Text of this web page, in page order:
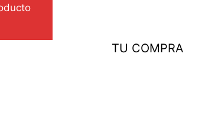
TU COMPRA